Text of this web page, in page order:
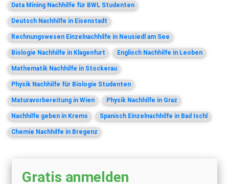
Data Mining Nachhilfe für BWL Studenten
Deutsch Nachhilfe in Eisenstadt
Rechnungswesen Einzelnachhilfe in Neusiedl am See
Biologie Nachhilfe in Klagenfurt Englisch Nachhilfe in Leoben
Mathematik Nachhilfe in Stockerau
Physik Nachhilfe für Biologie Studenten
Maturavorbereitung in Wien Physik Nachhilfe in Graz
Nachhilfe geben in Krems Spanisch Einzelnachhilfe in Bad Ischl
Chemie Nachhilfe in Bregenz
Gratis anmelden